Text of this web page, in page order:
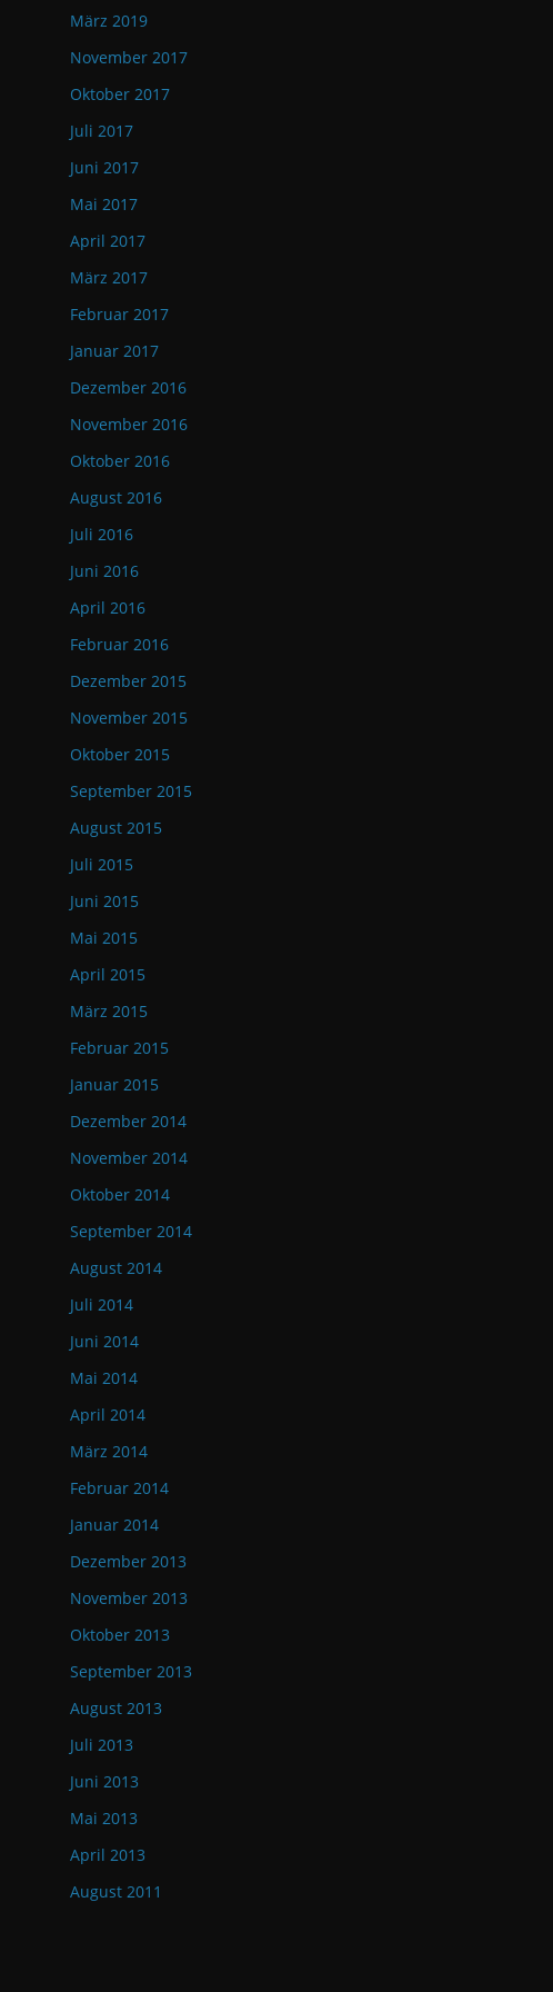
März 2019
November 2017
Oktober 2017
Juli 2017
Juni 2017
Mai 2017
April 2017
März 2017
Februar 2017
Januar 2017
Dezember 2016
November 2016
Oktober 2016
August 2016
Juli 2016
Juni 2016
April 2016
Februar 2016
Dezember 2015
November 2015
Oktober 2015
September 2015
August 2015
Juli 2015
Juni 2015
Mai 2015
April 2015
März 2015
Februar 2015
Januar 2015
Dezember 2014
November 2014
Oktober 2014
September 2014
August 2014
Juli 2014
Juni 2014
Mai 2014
April 2014
März 2014
Februar 2014
Januar 2014
Dezember 2013
November 2013
Oktober 2013
September 2013
August 2013
Juli 2013
Juni 2013
Mai 2013
April 2013
August 2011